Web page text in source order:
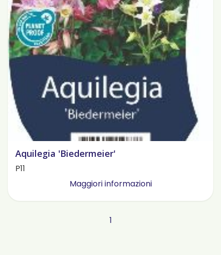
Aquilegia 'Biedermeier'
P11
Maggiori informazioni
1